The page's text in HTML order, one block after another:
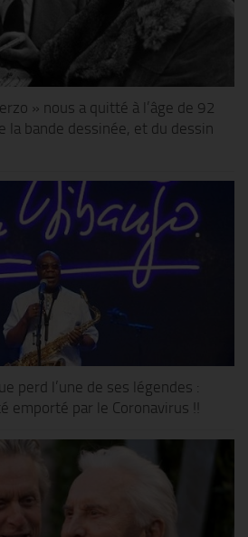
» nous a quitté à l’âge de 92
la bande dessinée, et du dessin
perd l’une de ses légendes :
emporté par le Coronavirus !!